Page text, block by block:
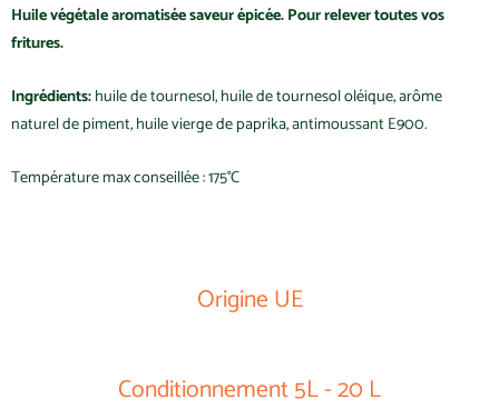
Huile végétale aromatisée saveur épicée. Pour relever toutes vos
fritures.
Ingrédients:huile de tournesol, huile de tournesol oléique, arôme
naturel de piment, huile vierge de paprika, antimoussant E900.
Température max conseillée : 175°C
Origine UE
Conditionnement 5L - 20 L